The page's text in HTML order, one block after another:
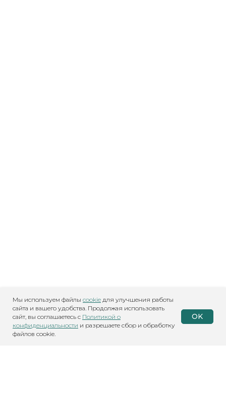
Мы используем файлы cookie для улучшения работы
сайта и вашего удобства. Продолжая использовать
сайт, вы соглашаетесь с Политикой о
конфиденциальности и разрешаете сбор и обработку
файлов cookie.
OK